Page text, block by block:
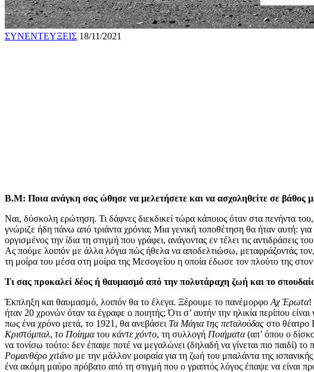
ΣΥΝΕΝΤΕΥΞΕΙΣ 18/11/2021
Β.Μ: Ποια ανάγκη σας ώθησε να μελετήσετε και να ασχοληθείτε σε βάθος
Ναι, δύσκολη ερώτηση. Τι δάφνες διεκδικεί τώρα κάποιος όταν στα πενήντα
γνώριζε ήδη πάνω από τριάντα χρόνια; Μια γενική τοποθέτηση θα ήταν αυτή:
οργισμένος την ίδια τη στιγμή που γράφει, ανάγοντας εν τέλει τις
Ας πούμε λοιπόν με άλλα λόγια πώς ήθελα να αποδελτιώσω, μεταφράζοντάς
τη μοίρα του μέσα στη μοίρα της Μεσογείου η οποία έδωσε τον πλούτο της
Τι σας προκαλεί δέος ή θαυμασμό από την πολυτάραχη ζωή και το
Έκπληξη και θαυμασμό, λοιπόν θα το έλεγα. Ξέρουμε το πανέμορφο Αχ Έρωτα!
ήταν 20 χρονών όταν τα έγραφε ο ποιητής; Ότι σ’ αυτήν την ηλικία περίπου
πως ένα χρόνο μετά, το 1921, θα ανεβάσει Τα Μάγια της πεταλούδας στο θέατρο
Κριστόμπαλ, το Ποίηματου κάντε χόντο, τη συλλογή Ποιήματα(απ’ όπου ο
να τονίσω τούτο: δεν έπαψε ποτέ να μεγαλώνει (δηλαδή να γίνεται πιο παιδί)
Ρομανθέρο χιτάνο με την μάλλον μοιραία για τη ζωή του μπαλάντα της
ένα ακόμη μαύρο πρόβατο από τη στιγμή που ο γραπτός λόγος έπαψε να είναι